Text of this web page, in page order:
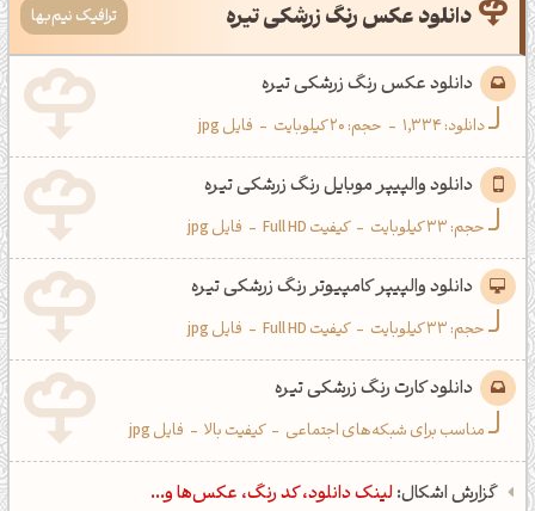
دانلود عکس رنگ زرشکی تیره ترافیک نیم‌بها
دانلود عکس رنگ زرشکی تیره
دانلود:1,334
- حجم: 20 کیلوبایت - فایل jpg
دانلود والپیپر موبایل رنگ زرشکی تیره
حجم: 33 کیلوبایت - کیفیت Full HD - فایل jpg
دانلود والپیپر کامپیوتر رنگ زرشکی تیره
حجم: 33 کیلوبایت - کیفیت Full HD - فایل jpg
دانلود کارت رنگ زرشکی تیره
مناسب برای شبکه‌های اجتماعی - کیفیت بالا - فایل jpg
گزارش اشکال: لینک دانلود، کد رنگ، عکس‌ها و...